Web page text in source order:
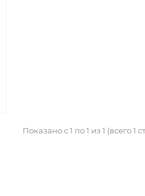
Показано с 1 по 1 из 1 (всего 1